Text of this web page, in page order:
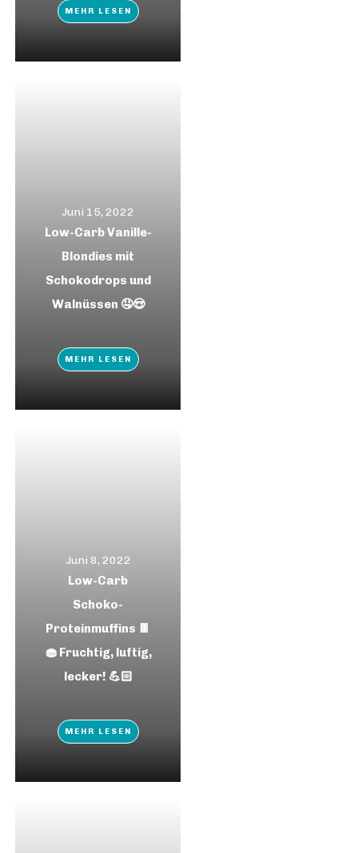
MEHR LESEN
Juni 15, 2022
Low-Carb Vanille-
Blondies mit
Schokodrops und
Walnüssen 🤤😍
MEHR LESEN
Juni 8, 2022
Low-Carb
Schoko-
Proteinmuffins 🍫
🧁 Fruchtig, luftig,
lecker! 💪🏻
MEHR LESEN